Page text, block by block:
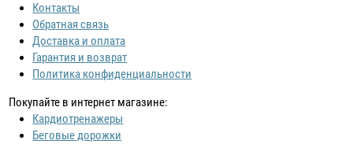
Контакты
Обратная связь
Доставка и оплата
Гарантия и возврат
Политика конфиденциальности
Покупайте в интернет магазине:
Кардиотренажеры
Беговые дорожки